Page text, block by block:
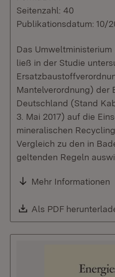
Seitenzahl: 40
Publikationsdatum: 10/
Das
ließ in der Studie
Mantelverordnung) der
Deutschland (Stand
3. Mai 2017) auf die
mineralischen
Vergleich zu den in
geltenden Regeln
Mehr Informationen
Download:
Als PDF